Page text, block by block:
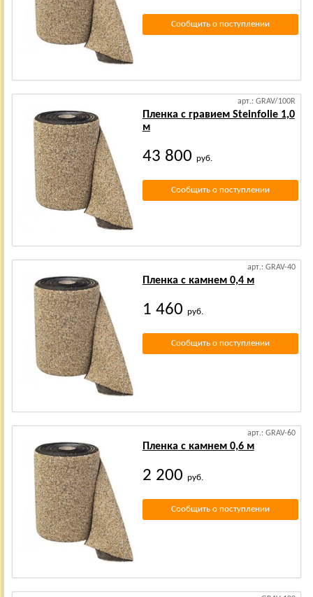
Сообщить о поступлении
арт.: GRAV/100R
Пленка с гравием Steinfolie 1,0
м
43 800 руб.
Сообщить о поступлении
арт.: GRAV-40
Пленка с камнем 0,4 м
1 460 руб.
Сообщить о поступлении
арт.: GRAV-60
Пленка с камнем 0,6 м
2 200 руб.
Сообщить о поступлении